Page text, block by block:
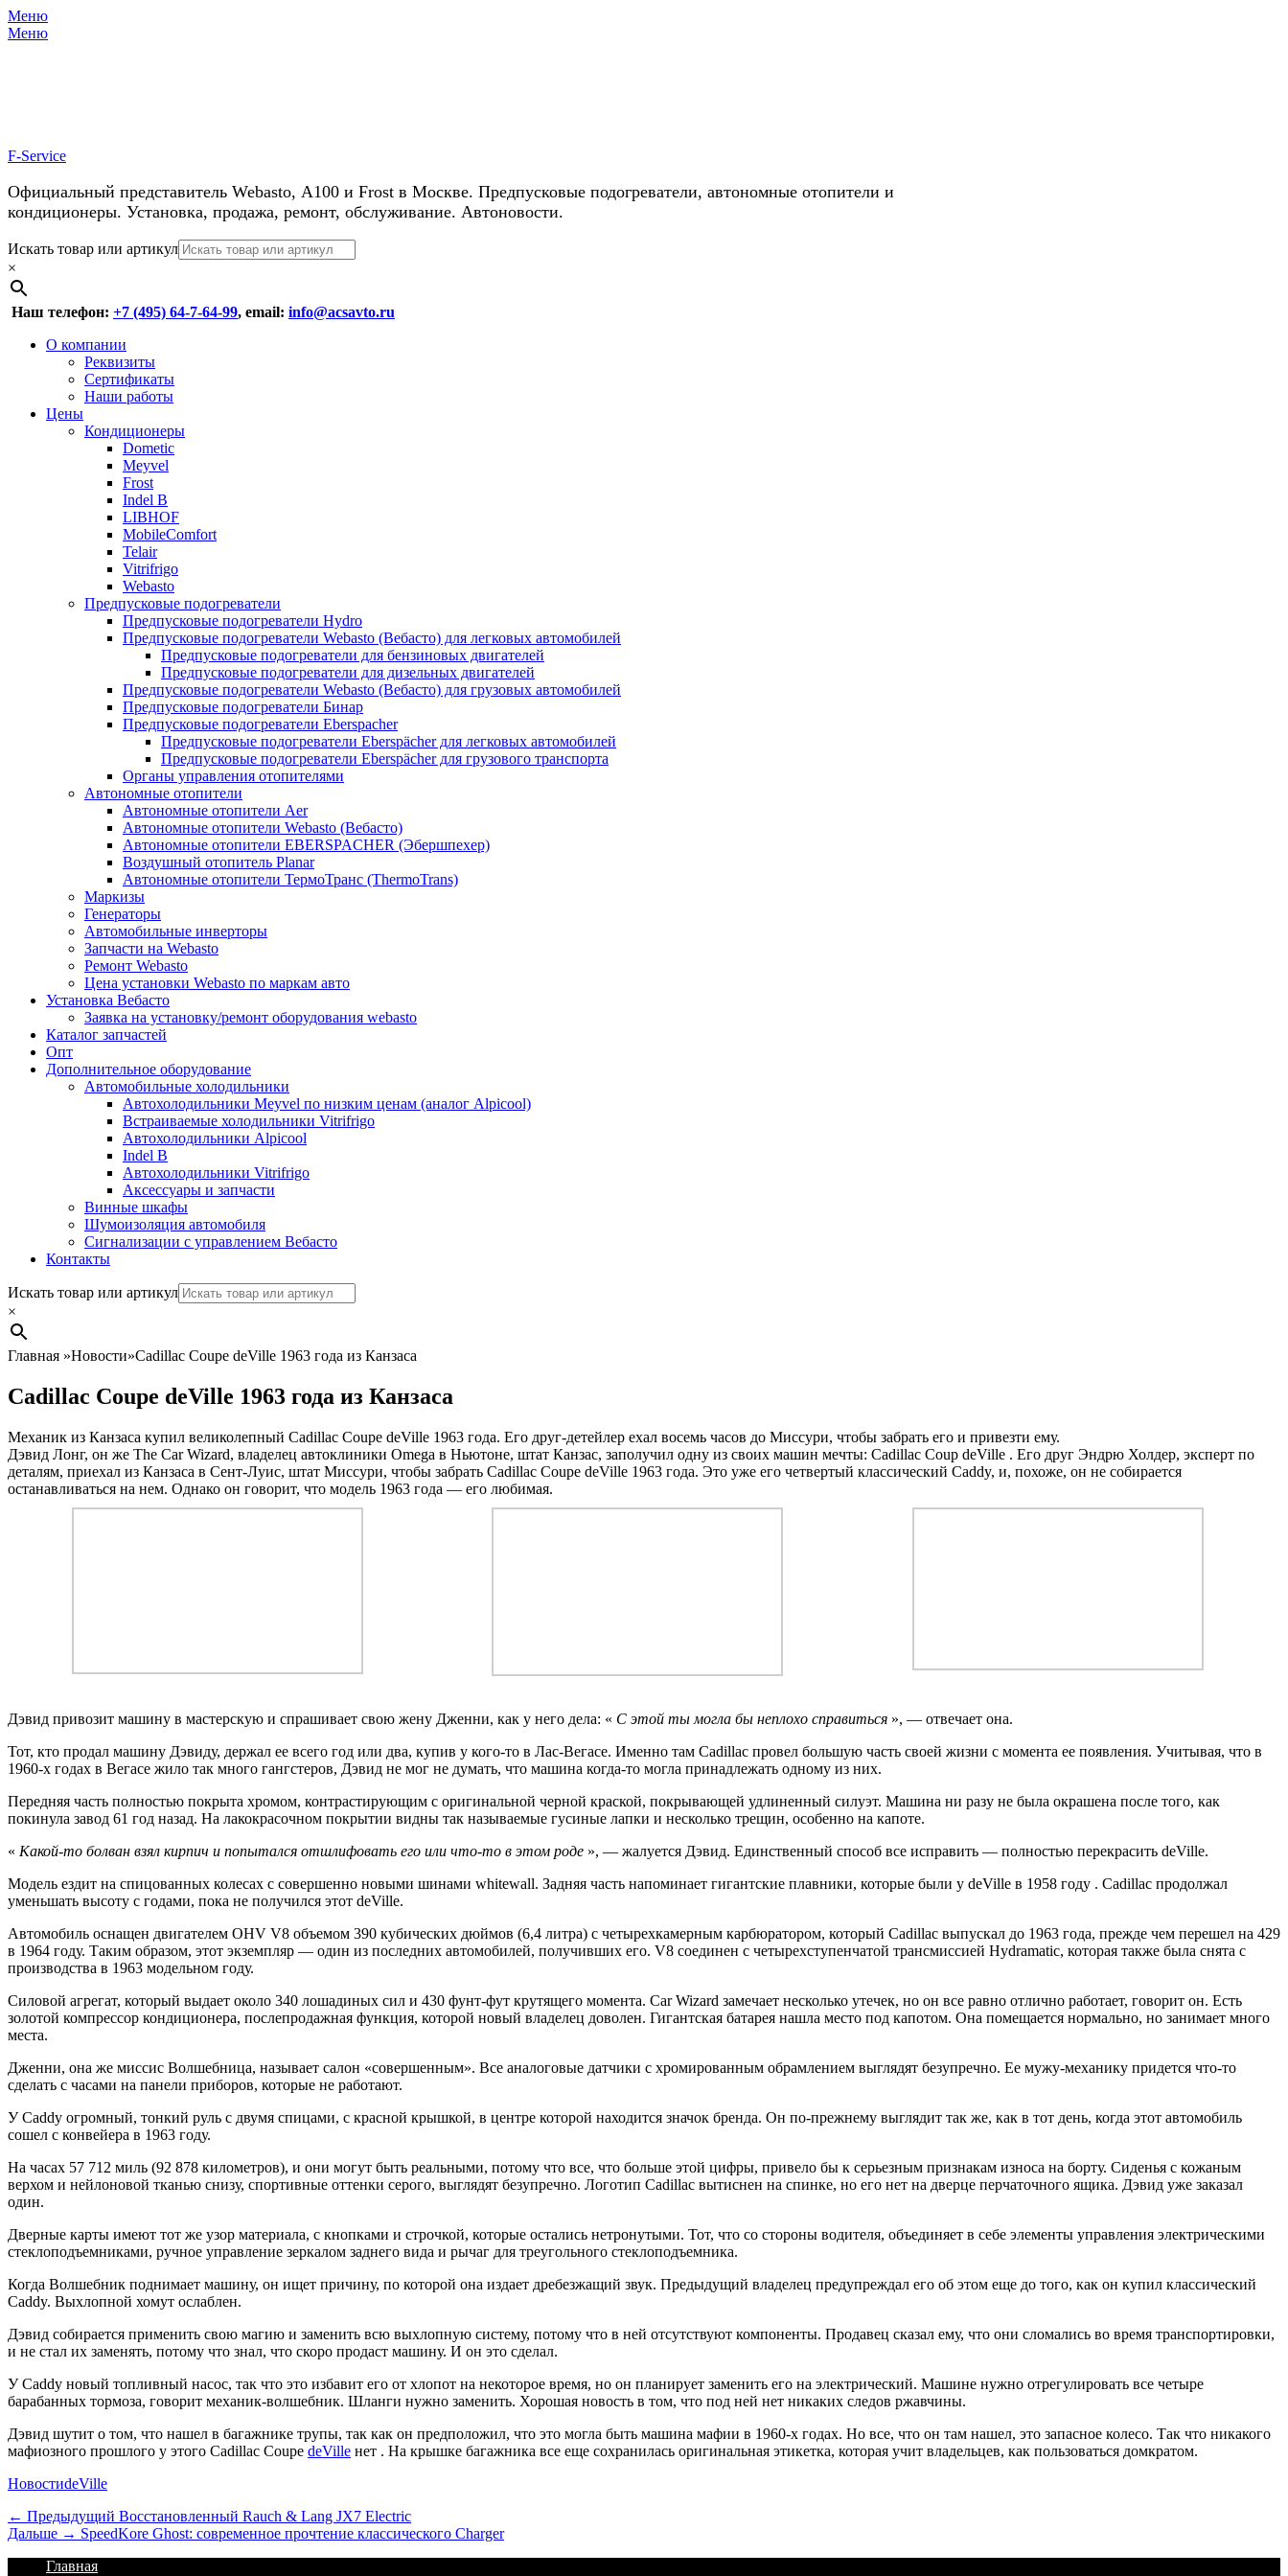
Меню
Меню
F-Service
Официальный представитель Webasto, А100 и Frost в Москве. Предпусковые подогреватели, автономные отопители и
кондиционеры. Установка, продажа, ремонт, обслуживание. Автоновости.
Header
Right
Menu
Перейти
к
содержимому
Искать товар или артикул
×
Наш телефон: +7 (495) 64-7-64-99, email: info@acsavto.ru
Основное
Перейти
содержимому
О компании
Реквизиты
Сертификаты
Наши работы
Цены
Кондиционеры
Dometic
Meyvel
Frost
Indel B
LIBHOF
MobileComfort
Telair
Vitrifrigo
Webasto
Предпусковые подогреватели
Предпусковые подогреватели Hydro
Предпусковые подогреватели Webasto (Вебасто) для легковых автомобилей
Предпусковые подогреватели для бензиновых двигателей
Предпусковые подогреватели для дизельных двигателей
Предпусковые подогреватели Webasto (Вебасто) для грузовых автомобилей
Предпусковые подогреватели Бинар
Предпусковые подогреватели Eberspacher
Предпусковые подогреватели Eberspächer для легковых автомобилей
Предпусковые подогреватели Eberspächer для грузового транспорта
Органы управления отопителями
Автономные отопители
Автономные отопители Аer
Автономные отопители Webasto (Вебасто)
Автономные отопители EBERSPACHER (Эбершпехер)
Воздушный отопитель Planar
Автономные отопители ТермоТранс (ThermoTrans)
Маркизы
Генераторы
Автомобильные инверторы
Запчасти на Webasto
Ремонт Webasto
Цена установки Webasto по маркам авто
Установка Вебасто
Заявка на установку/ремонт оборудования webasto
Каталог запчастей
Опт
Дополнительное оборудование
Автомобильные холодильники
Автохолодильники Meyvel по низким ценам (аналог Alpicool)
Встраиваемые холодильники Vitrifrigo
Автохолодильники Alpicool
Indel B
Автохолодильники Vitrifrigo
Аксессуары и запчасти
Винные шкафы
Шумоизоляция автомобиля
Сигнализации с управлением Вебасто
Контакты
Search
Искать товар или артикул
×
Главная »Новости»Cadillac Coupe deVille 1963 года из Канзаса
Cadillac Coupe deVille 1963 года из Канзаса
Механик из Канзаса купил великолепный Cadillac Coupe deVille 1963 года. Его друг-детейлер ехал восемь часов до Миссури, чтобы забрать его и привезти ему.
Дэвид Лонг, он же The Car Wizard, владелец автоклиники Omega в Ньютоне, штат Канзас, заполучил одну из своих машин мечты: Cadillac Coup deVille . Его друг Эндрю Холдер, эксперт по
деталям, приехал из Канзаса в Сент-Луис, штат Миссури, чтобы забрать Cadillac Coupe deVille 1963 года. Это уже его четвертый классический Caddy, и, похоже, он не собирается
останавливаться на нем. Однако он говорит, что модель 1963 года — его любимая.
Дэвид привозит машину в мастерскую и спрашивает свою жену Дженни, как у него дела: « С этой ты могла бы неплохо справиться », — отвечает она.
Тот, кто продал машину Дэвиду, держал ее всего год или два, купив у кого-то в Лас-Вегасе. Именно там Cadillac провел большую часть своей жизни с момента ее появления. Учитывая, что в
1960-х годах в Вегасе жило так много гангстеров, Дэвид не мог не думать, что машина когда-то могла принадлежать одному из них.
Передняя часть полностью покрыта хромом, контрастирующим с оригинальной черной краской, покрывающей удлиненный силуэт. Машина ни разу не была окрашена после того, как
покинула завод 61 год назад. На лакокрасочном покрытии видны так называемые гусиные лапки и несколько трещин, особенно на капоте.
« Какой-то болван взял кирпич и попытался отшлифовать его или что-то в этом роде », — жалуется Дэвид. Единственный способ все исправить — полностью перекрасить deVille.
Модель ездит на спицованных колесах с совершенно новыми шинами whitewall. Задняя часть напоминает гигантские плавники, которые были у deVille в 1958 году . Cadillac продолжал
уменьшать высоту с годами, пока не получился этот deVille.
Автомобиль оснащен двигателем OHV V8 объемом 390 кубических дюймов (6,4 литра) с четырехкамерным карбюратором, который Cadillac выпускал до 1963 года, прежде чем перешел на 429
в 1964 году. Таким образом, этот экземпляр — один из последних автомобилей, получивших его. V8 соединен с четырехступенчатой ​​трансмиссией Hydramatic, которая также была снята с
производства в 1963 модельном году.
Силовой агрегат, который выдает около 340 лошадиных сил и 430 фунт-фут крутящего момента. Car Wizard замечает несколько утечек, но он все равно отлично работает, говорит он. Есть
золотой компрессор кондиционера, послепродажная функция, которой новый владелец доволен. Гигантская батарея нашла место под капотом. Она помещается нормально, но занимает много
места.
Дженни, она же миссис Волшебница, называет салон «совершенным». Все аналоговые датчики с хромированным обрамлением выглядят безупречно. Ее мужу-механику придется что-то
сделать с часами на панели приборов, которые не работают.
У Caddy огромный, тонкий руль с двумя спицами, с красной крышкой, в центре которой находится значок бренда. Он по-прежнему выглядит так же, как в тот день, когда этот автомобиль
сошел с конвейера в 1963 году.
На часах 57 712 миль (92 878 километров), и они могут быть реальными, потому что все, что больше этой цифры, привело бы к серьезным признакам износа на борту. Сиденья с кожаным
верхом и нейлоновой тканью снизу, спортивные оттенки серого, выглядят безупречно. Логотип Cadillac вытиснен на спинке, но его нет на дверце перчаточного ящика. Дэвид уже заказал
один.
Дверные карты имеют тот же узор материала, с кнопками и строчкой, которые остались нетронутыми. Тот, что со стороны водителя, объединяет в себе элементы управления электрическими
стеклоподъемниками, ручное управление зеркалом заднего вида и рычаг для треугольного стеклоподъемника.
Когда Волшебник поднимает машину, он ищет причину, по которой она издает дребезжащий звук. Предыдущий владелец предупреждал его об этом еще до того, как он купил классический
Caddy. Выхлопной хомут ослаблен.
Дэвид собирается применить свою магию и заменить всю выхлопную систему, потому что в ней отсутствуют компоненты. Продавец сказал ему, что они сломались во время транспортировки,
и не стал их заменять, потому что знал, что скоро продаст машину. И он это сделал.
У Caddy новый топливный насос, так что это избавит его от хлопот на некоторое время, но он планирует заменить его на электрический. Машине нужно отрегулировать все четыре
барабанных тормоза, говорит механик-волшебник. Шланги нужно заменить. Хорошая новость в том, что под ней нет никаких следов ржавчины.
Дэвид шутит о том, что нашел в багажнике трупы, так как он предположил, что это могла быть машина мафии в 1960-х годах. Но все, что он там нашел, это запасное колесо. Так что никакого
мафиозного прошлого у этого Cadillac Coupe deVille нет . На крышке багажника все еще сохранилась оригинальная этикетка, которая учит владельцев, как пользоваться домкратом.
Категории
НовостиТеги
deVille
Навигация
по
← Предыдущий Предыдущий
Восстановленный Rauch & Lang JX7 Electric
Дальше → Дальше:
SpeedKore Ghost: современное прочтение классического Charger
Footer
ПерейтиГлавная